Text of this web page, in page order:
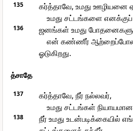
135
கர்த்தாவே, உமது ஊழியனை
உமது சட்டங்களை எனக்குப்
136
ஜனங்கள் உமது
என் கண்ணீர் ஆற்றைப்போல
ஓடுகிறது.
த்சாதே
137
கர்த்தாவே, நீர் நல்லவர்,
உமது சட்டங்கள்
138
நீர் உமது உடன்படிக்கையில்